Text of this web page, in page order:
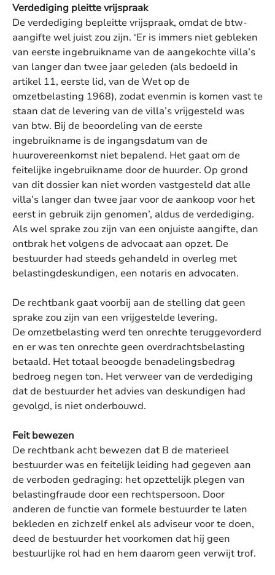
Verdediging pleitte vrijspraak
De verdediging bepleitte vrijspraak, omdat de btw-
aangifte wel juist zou zijn. ‘Er is immers niet gebleken
van eerste ingebruikname van de aangekochte villa’s
van langer dan twee jaar geleden (als bedoeld in
artikel 11, eerste lid, van de Wet op de
omzetbelasting 1968), zodat evenmin is komen vast te
staan dat de levering van de villa’s vrijgesteld was
van btw. Bij de beoordeling van de eerste
ingebruikname is de ingangsdatum van de
huurovereenkomst niet bepalend. Het gaat om de
feitelijke ingebruikname door de huurder. Op grond
van dit dossier kan niet worden vastgesteld dat alle
villa’s langer dan twee jaar voor de aankoop voor het
eerst in gebruik zijn genomen’, aldus de verdediging.
Als wel sprake zou zijn van een onjuiste aangifte, dan
ontbrak het volgens de advocaat aan opzet. De
bestuurder had steeds gehandeld in overleg met
belastingdeskundigen, een notaris en advocaten.
De rechtbank gaat voorbij aan de stelling dat geen
sprake zou zijn van een vrijgestelde levering.
De omzetbelasting werd ten onrechte teruggevorderd
en er was ten onrechte geen overdrachtsbelasting
betaald. Het totaal beoogde benadelingsbedrag
bedroeg negen ton. Het verweer van de verdediging
dat de bestuurder het advies van deskundigen had
gevolgd, is niet onderbouwd.
Feit bewezen
De rechtbank acht bewezen dat B de materieel
bestuurder was en feitelijk leiding had gegeven aan
de verboden gedraging: het opzettelijk plegen van
belastingfraude door een rechtspersoon. Door
anderen de functie van formele bestuurder te laten
bekleden en zichzelf enkel als adviseur voor te doen,
deed de bestuurder het voorkomen dat hij geen
bestuurlijke rol had en hem daarom geen verwijt trof.